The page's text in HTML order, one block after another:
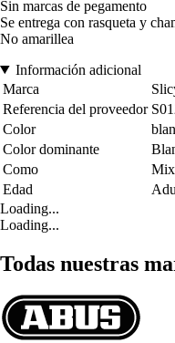
Sin marcas de pegamento
Se entrega con rasqueta y
No amarillea
Información adicional
Marca
Referencia del proveedor
Color
Color dominante
Como
Edad
Loading...
Loading...
Todas nuestras